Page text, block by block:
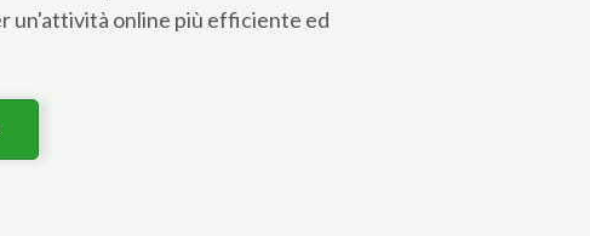
un'attività online più efficiente ed